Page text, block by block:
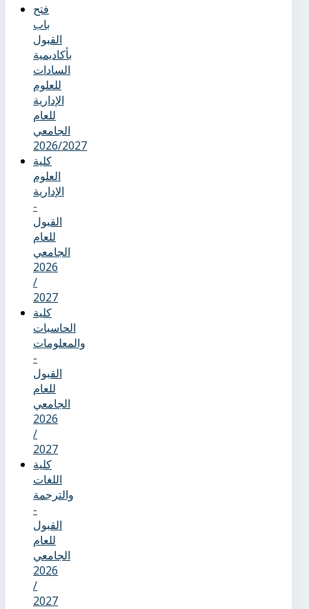
فتح
باب
القبول
بأكاديمية
السادات
للعلوم
الإدارية
للعام
الجامعي
2026/2027
كلية
العلوم
الإدارية
-
القبول
للعام
الجامعي
2026
/
2027
كلية
الحاسبات
والمعلومات
-
القبول
للعام
الجامعي
2026
/
2027
كلية
اللغات
والترجمة
-
القبول
للعام
الجامعي
2026
/
2027